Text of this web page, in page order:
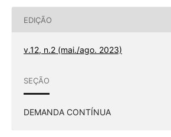
EDIÇÃO
v.12, n.2 (mai./ago. 2023)
SEÇÃO
DEMANDA CONTÍNUA